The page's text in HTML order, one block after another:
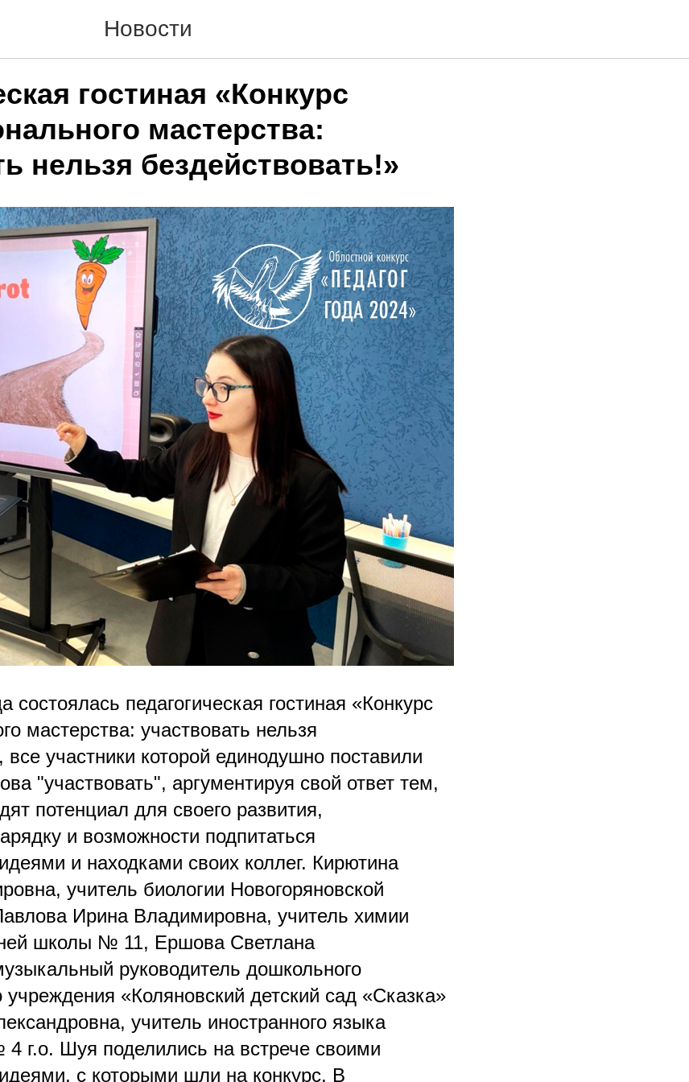
Новости
гостиная «Конкурс
мастерства:
нельзя бездействовать!»
состоялась педагогическая гостиная «Конкурс
мастерства: участвовать нельзя
все участники которой единодушно поставили
"участвовать", аргументируя свой ответ тем,
потенциал для своего развития,
и возможности подпитаться
и находками своих коллег. Кирютина
учитель биологии Новогоряновской
Ирина Владимировна, учитель химии
школы № 11, Ершова Светлана
руководитель дошкольного
учреждения «Коляновский детский сад «Сказка»
учитель иностранного языка
г.о. Шуя поделились на встрече своими
с которыми шли на конкурс. В